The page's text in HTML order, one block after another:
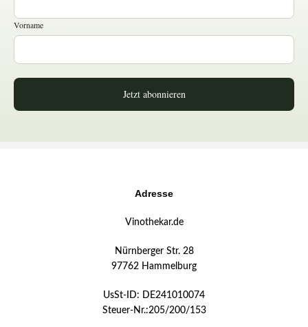
Vorname
Jetzt abonnieren
Adresse
Vinothekar.de
Nürnberger Str. 28
97762 Hammelburg
UsSt-ID: DE241010074
Steuer-Nr.:205/200/153